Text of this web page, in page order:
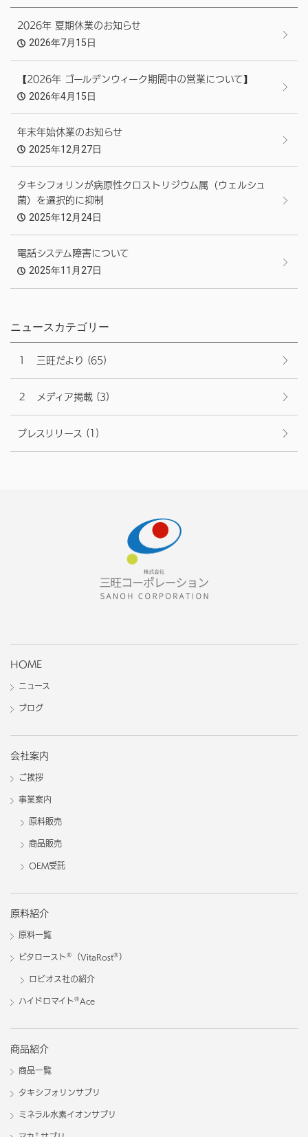
2026年 夏期休業のお知らせ
2026年7月15日
【2026年 ゴールデンウィーク期間中の営業について】
2026年4月15日
年末年始休業のお知らせ
2025年12月27日
タキシフォリンが病原性クロストリジウム属（ウェルシュ
菌）を選択的に抑制
2025年12月24日
電話システム障害について
2025年11月27日
ニュースカテゴリー
１ 三旺だより (65)
２ メディア掲載 (3)
プレスリリース (1)
HOME
ニュース
ブログ
会社案内
ご挨拶
事業案内
原料販売
商品販売
OEM受託
原料紹介
原料一覧
ビタロースト® （VitaRost® ）
ロビオス社の紹介
ハイドロマイト® Ace
商品紹介
商品一覧
タキシフォリンサプリ
ミネラル水素イオンサプリ
＋